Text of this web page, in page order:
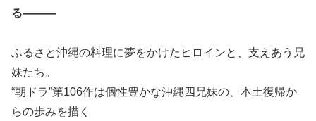
る―――
ふるさと沖縄の料理に夢をかけたヒロインと、支えあう兄
妹たち。
“朝ドラ”第106作は個性豊かな沖縄四兄妹の、本土復帰か
らの歩みを描く